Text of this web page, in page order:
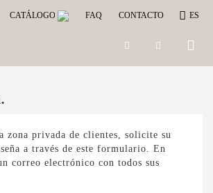
CATÁLOGO FAQ CONTACTO ES
Toggle
zona privada de clientes, solicite su
a través de este formulario. En
correo electrónico con todos sus